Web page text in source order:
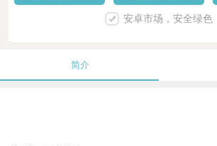
安卓市场，安全绿色
简介